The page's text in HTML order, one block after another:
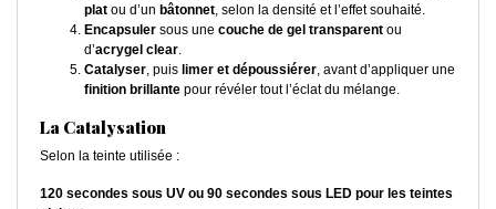
plat ou d’un bâtonnet, selon la densité et l’effet souhaité.
Encapsuler sous une couche de gel transparent ou
d’acrygel clear.
Catalyser, puis limer et dépoussiérer, avant d’appliquer une
finition brillante pour révéler tout l’éclat du mélange.
La Catalysation
Selon la teinte utilisée :
120 secondes sous UV ou 90 secondes sous LED pour les teintes